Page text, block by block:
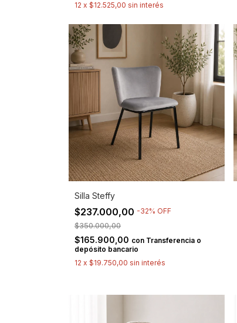
12 x $12.525,00 sin interés
Silla Steffy
$237.000,00 -32% OFF
$350.000,00
$165.900,00 con Transferencia o
depósito bancario
12 x $19.750,00 sin interés